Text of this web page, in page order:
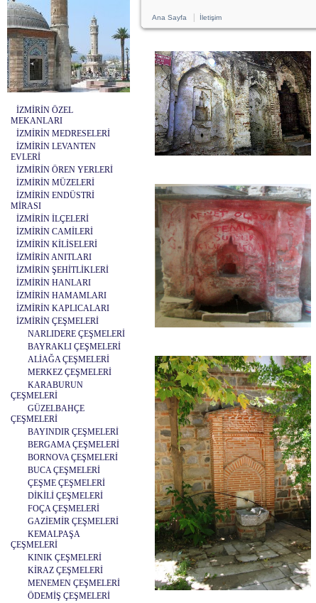
İZMİRİN ÖZEL
MEKANLARI
İZMİRİN MEDRESELERİ
İZMİRİN LEVANTEN
EVLERİ
İZMİRİN ÖREN YERLERİ
İZMİRİN MÜZELERİ
İZMİRİN ENDÜSTRİ
MİRASI
İZMİRİN İLÇELERİ
İZMİRİN CAMİLERİ
İZMİRİN KİLİSELERİ
İZMİRİN ANITLARI
İZMİRİN ŞEHİTLİKLERİ
İZMİRİN HANLARI
İZMİRİN HAMAMLARI
İZMİRİN KAPLICALARI
İZMİRİN ÇEŞMELERİ
NARLIDERE ÇEŞMELERİ
BAYRAKLI ÇEŞMELERİ
ALİAĞA ÇEŞMELERİ
MERKEZ ÇEŞMELERİ
KARABURUN
ÇEŞMELERİ
GÜZELBAHÇE
ÇEŞMELERİ
BAYINDIR ÇEŞMELERİ
BERGAMA ÇEŞMELERİ
BORNOVA ÇEŞMELERİ
BUCA ÇEŞMELERİ
ÇEŞME ÇEŞMELERİ
DİKİLİ ÇEŞMELERİ
FOÇA ÇEŞMELERİ
GAZİEMİR ÇEŞMELERİ
KEMALPAŞA
ÇEŞMELERİ
KINIK ÇEŞMELERİ
KİRAZ ÇEŞMELERİ
MENEMEN ÇEŞMELERİ
ÖDEMİŞ ÇEŞMELERİ
Ana Sayfa İletişim